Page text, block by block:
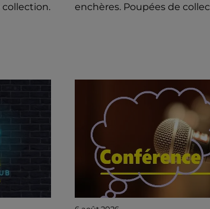
collection.
enchères. Poupées de